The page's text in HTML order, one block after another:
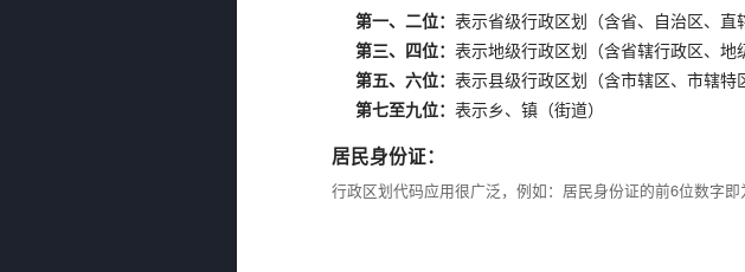
第一、二位： 表示省级行政区划（含省、自治区、直
第三、四位： 表示地级行政区划（含省辖行政区、地
第五、六位： 表示县级行政区划（含市辖区、市辖
第七至九位： 表示乡、镇（街道）
居民身份证：
行政区划代码应用很广泛，例如：居民身份证的前6位数字